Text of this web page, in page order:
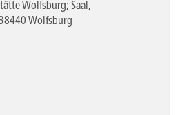
Wolfsburg; Saal,
Wolfsburg